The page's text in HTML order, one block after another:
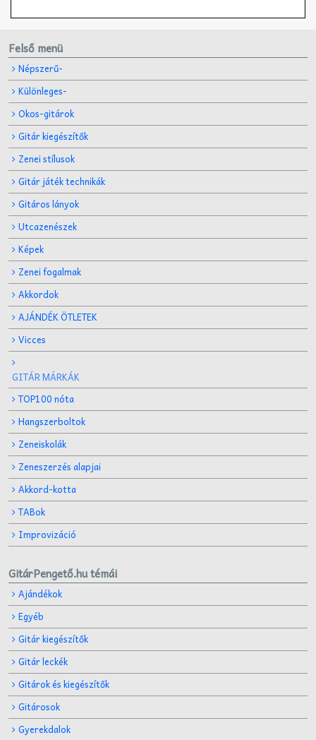
Felső menü
Népszerű-
Különleges-
Okos-gitárok
Gitár kiegészítők
Zenei stílusok
Gitár játék technikák
Gitáros lányok
Utcazenészek
Képek
Zenei fogalmak
Akkordok
AJÁNDÉK ÖTLETEK
Vicces
GITÁR MÁRKÁK
TOP100 nóta
Hangszerboltok
Zeneiskolák
Zeneszerzés alapjai
Akkord-kotta
TABok
Improvizáció
GitárPengető.hu témái
Ajándékok
Egyéb
Gitár kiegészítők
Gitár leckék
Gitárok és kiegészítők
Gitárosok
Gyerekdalok